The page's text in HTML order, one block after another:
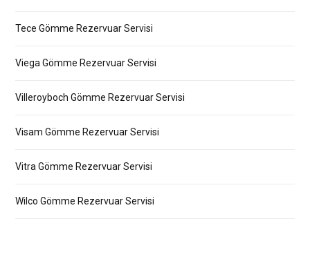
Tece Gömme Rezervuar Servisi
Viega Gömme Rezervuar Servisi
Villeroyboch Gömme Rezervuar Servisi
Visam Gömme Rezervuar Servisi
Vitra Gömme Rezervuar Servisi
Wilco Gömme Rezervuar Servisi